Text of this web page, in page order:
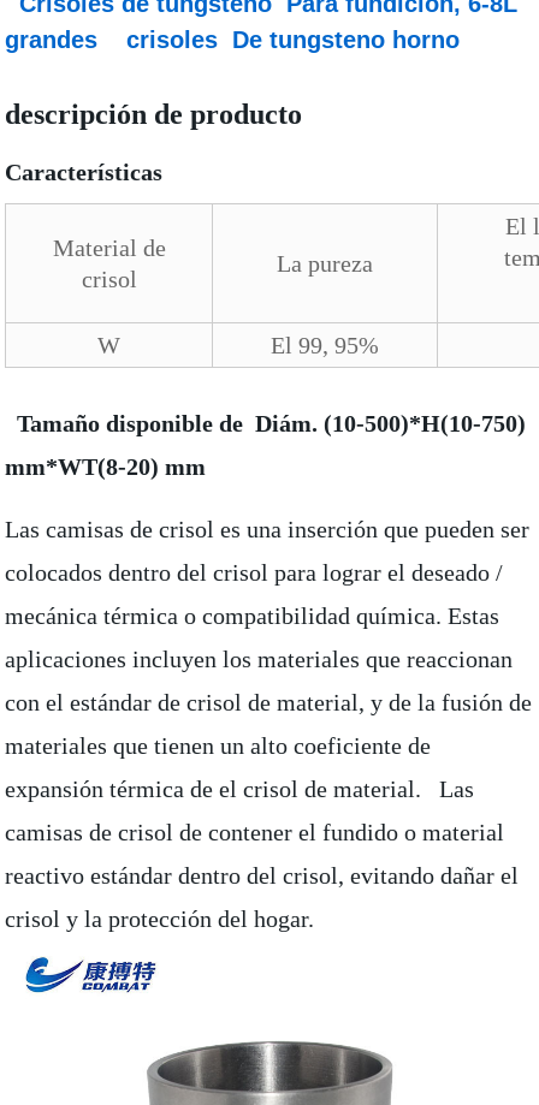
grandes
crisoles De tungsteno horno
descripción de producto
Características
Material de
crisol
La pureza
El
W El 99, 95%
Tamaño disponible de Diám. (10-500)*H(10-750)
mm*WT(8-20) mm
Las camisas de crisol es una inserción que pueden ser
colocados dentro del crisol para lograr el deseado /
mecánica térmica o compatibilidad química. Estas
aplicaciones incluyen los materiales que reaccionan
con el estándar de crisol de material, y de la fusión de
materiales que tienen un alto coeficiente de
expansión térmica de el crisol de material. Las
camisas de crisol de contener el fundido o material
reactivo estándar dentro del crisol, evitando dañar el
crisol y la protección del hogar.